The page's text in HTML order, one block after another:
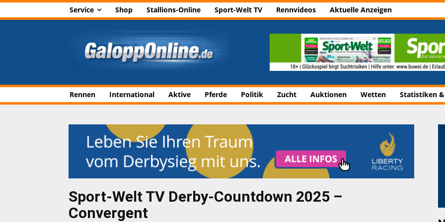
Service Shop Stallions-Online Sport-Welt TV Rennvideos Aktuelle Anzeigen
Rennen International Aktive Pferde Politik Zucht Auktionen Wetten Statistiken
Sport-Welt TV Derby-Countdown 2025 –
Convergent